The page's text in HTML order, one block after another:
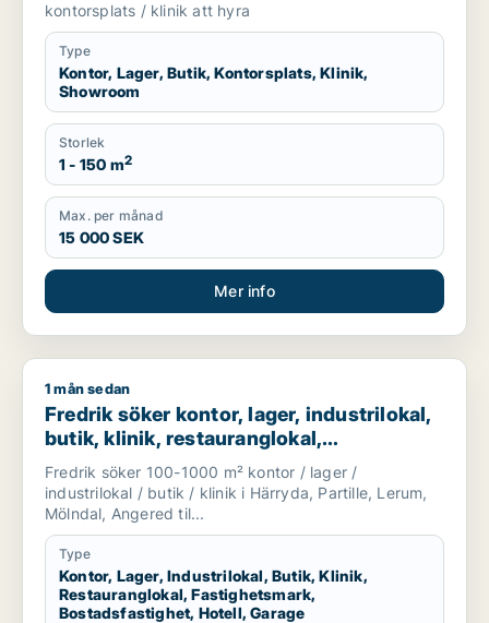
kontorsplats / klinik att hyra
Type
Kontor, Lager, Butik, Kontorsplats, Klinik,
Showroom
Storlek
1 - 150 m2
Max. per månad
15 000 SEK
Mer info
Fredrik söker kontor, lager, industrilokal, butik, klinik,
1 mån sedan
Fredrik söker kontor, lager, industrilokal,
butik, klinik, restauranglokal,
fastighetsmark, bostadsfastighet, hotell
eller garage till salu i Härryda, Partille
eller Lerum m.fl.
Fredrik söker 100-1000 m² kontor / lager /
industrilokal / butik / klinik i Härryda, Partille, Lerum,
Mölndal, Angered til...
Type
Kontor, Lager, Industrilokal, Butik, Klinik,
Restauranglokal, Fastighetsmark,
Bostadsfastighet, Hotell, Garage